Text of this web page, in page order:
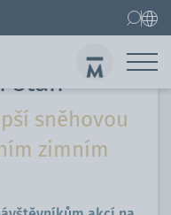
stan
stan
sněhovou
zimním
Nůžkový stan 3x3 m